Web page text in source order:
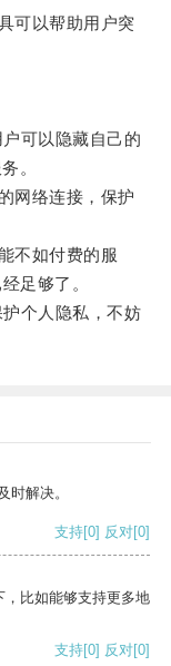
可以帮助用户突
可以隐藏自己的
。
络连接，保护
不如付费的服
足够了。
个人隐私，不妨
时解决。
支持[0] 反对[0]
比如能够支持更多地
支持[0] 反对[0]